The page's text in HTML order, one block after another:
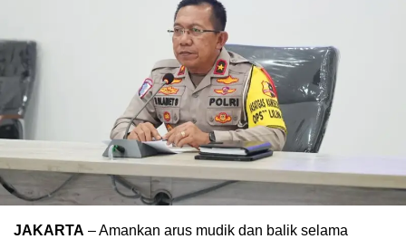
JAKARTA – Amankan arus mudik dan balik selama